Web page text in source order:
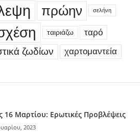
πρώην σελήνη
ταιριάζω ταρό
ζωδίων χαρτομαντεία
16 Μαρτίου: Ερωτικές Προβλέψεις
2023